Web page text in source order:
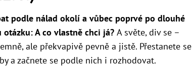
podle nálad okolí a vůbec poprvé po dlouhé
A co vlastně chci já? A světe, div se –
ale překvapivě pevně a jistě. Přestanete se
a začnete se podle nich i rozhodovat.